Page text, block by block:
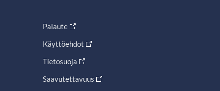
Palaute
Käyttöehdot
Tietosuoja
Saavutettavuus